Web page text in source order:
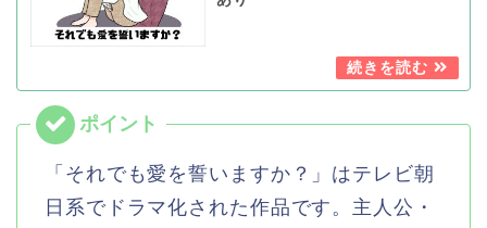
「それでも愛を誓いますか？」はテレビ朝
日系でドラマ化された作品です。主人公・